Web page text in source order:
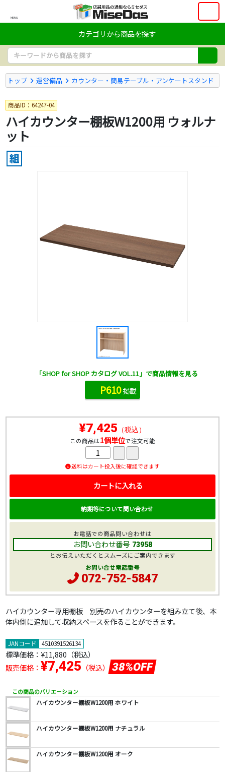
MENU
カテゴリから商品を探す
トップ 運営備品 カウンター・簡易テーブル・アンケートスタンド
商品ID：64247-04
ハイカウンター棚板W1200用 ウォルナ
ット
ハイカウンター専用棚板 別売のハイカウンターを組み立て後、本
体内側に追加して収納スペースを作ることができます。
JANコード 4510391526134
標準価格： ¥11,880 （税込）
販売価格： ¥7,425 （税込） 38%OFF
この商品のバリエーション
ハイカウンター棚板W1200用 ホワイト
ハイカウンター棚板W1200用 ナチュラル
ハイカウンター棚板W1200用 オーク
¥7,425 （税込）
この商品は1個単位で注文可能
送料はカート投入後に確認できます
カートに入れる
納期等について問い合わせ
お電話での商品問い合わせは
お問い合わせ番号 73958
とお伝えいただくとスムーズにご案内できます
お問い合せ電話番号
072-752-5847
「SHOP for SHOP カタログ VOL.11」で商品情報を見る
P610掲載